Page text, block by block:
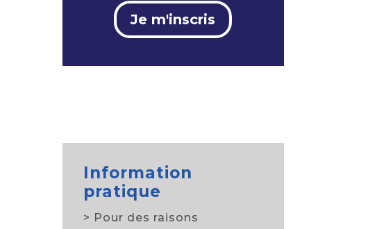
Je m'inscris
Information
pratique
> Pour des raisons